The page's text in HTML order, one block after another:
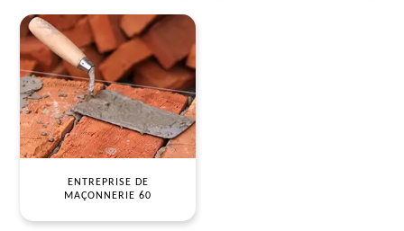
ENTREPRISE DE
MAÇONNERIE 60